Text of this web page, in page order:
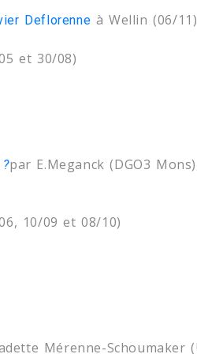
Deflorenne à Wellin (06/11)
et 30/08)
par E.Meganck (DGO3
10/09 et 08/10)
Mérenne-Schoumaker